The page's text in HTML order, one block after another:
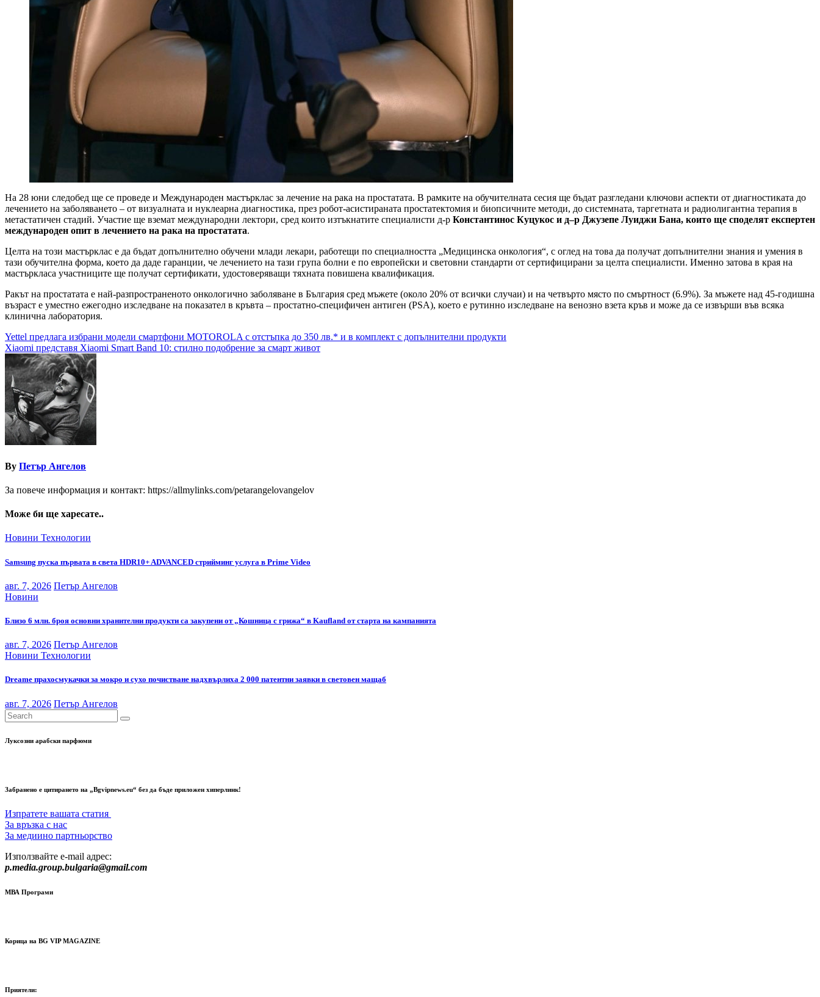
На 28 юни следобед ще се проведе и Международен мастърклас за лечение на рака на простатата. В рамките на обучителната сесия ще бъдат разгледани ключови аспекти от диагностиката до
лечението на заболяването – от визуалната и нуклеарна диагностика, през робот-асистираната простатектомия и биопсичните методи, до системната, таргетната и радиолигантна терапия в
метастатичен стадий. Участие ще вземат международни лектори, сред които изтъкнатите специалисти д-р Константинос Куцукос и д–р Джузепе Луиджи Бана, които ще споделят експертен
международен опит в лечението на рака на простатата.
Целта на този мастърклас е да бъдат допълнително обучени млади лекари, работещи по специалността „Медицинска онкология“, с оглед на това да получат допълнителни знания и умения в
тази обучителна форма, което да даде гаранции, че лечението на тази група болни е по европейски и световни стандарти от сертифицирани за целта специалисти. Именно затова в края на
мастъркласа участниците ще получат сертификати, удостоверяващи тяхната повишена квалификация.
Ракът на простатата е най-разпространеното онкологично заболяване в България сред мъжете (около 20% от всички случаи) и на четвърто място по смъртност (6.9%). За мъжете над 45-годишна
възраст е уместно ежегодно изследване на показател в кръвта – простатно-специфичен антиген (PSA), което е рутинно изследване на венозно взета кръв и може да се извърши във всяка
клинична лаборатория.
Навигация
Yettel предлага избрани модели смартфони MOTOROLA с отстъпка до 350 лв.* и в комплект с допълнителни продукти
Xiaomi представя Xiaomi Smart Band 10: стилно подобрение за смарт живот
By Петър Ангелов
За повече информация и контакт: https://allmylinks.com/petarangelovangelov
Може би ще харесате..
Новини Технологии
Samsung пуска първата в света HDR10+ ADVANCED стрийминг услуга в Prime Video
авг. 7, 2026 Петър Ангелов
Новини
Близо 6 млн. броя основни хранителни продукти са закупени от „Кошница с грижа“ в Kaufland от старта на кампанията
авг. 7, 2026 Петър Ангелов
Новини Технологии
Dreame прахосмукачки за мокро и сухо почистване надхвърлиха 2 000 патентни заявки в световен мащаб
авг. 7, 2026 Петър Ангелов
Луксозни арабски парфюми
Забранено е цитирането на „Bgvipnews.eu“ без да бъде приложен хиперлинк!
Изпратете вашата статия
За връзка с нас
За медиино партньорство
Използвайте e-mail адрес:
p.media.group.bulgaria@gmail.com
МВА Програми
Корица на BG VIP MAGAZINE
Приятели: